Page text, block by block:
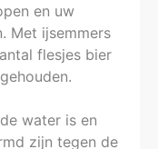
en uw
Met ijsemmers
flesjes bier
water is en
zijn tegen de